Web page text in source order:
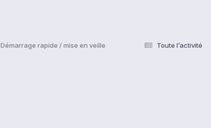
Toute l’activité
Démarrage rapide / mise en veille